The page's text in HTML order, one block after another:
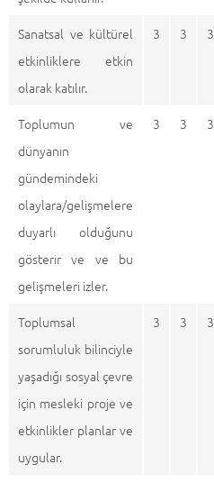
Sanatsal ve kültürel
etkinliklere etkin
olarak katılır.
3 3 3
Toplumun ve
dünyanın
gündemindeki
olaylara/gelişmelere
duyarlı olduğunu
gösterir ve ve bu
gelişmeleri izler.
3 3 3
Toplumsal
sorumluluk bilinciyle
yaşadığı sosyal çevre
için mesleki proje ve
etkinlikler planlar ve
uygular.
3 3 3